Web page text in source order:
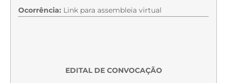
Ocorrência: Link para assembleia virtual
EDITAL DE CONVOCAÇÃO